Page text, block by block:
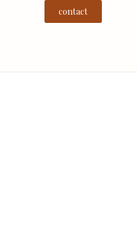
contact